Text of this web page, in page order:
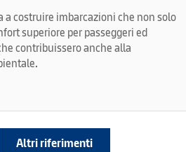
a costruire imbarcazioni che non solo
superiore per passeggeri ed
contribuissero anche alla
Altri riferimenti